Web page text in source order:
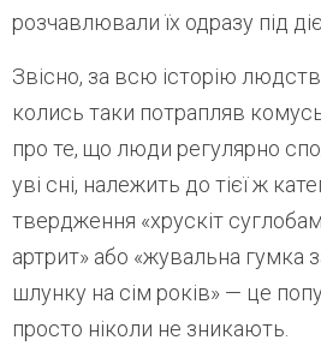
розчавлювали їх одразу під
Звісно, за всю історію
колись таки потрапляв
про те, що люди регулярно
уві сні, належить до тієї ж
твердження «хрускіт
артрит» або «жувальна гумка
шлунку на сім років» — це
просто ніколи не зникають.